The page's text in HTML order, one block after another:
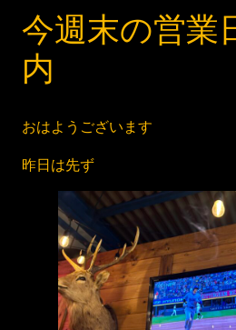
今週末の営業
内
おはようございます
昨日は先ず